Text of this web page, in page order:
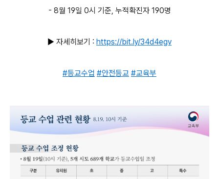
- 8월 19일 0시 기준, 누적확진자 190명
▶ 자세히보기 : https://bit.ly/34d4egv
#등교수업 #안전등교 #교육부